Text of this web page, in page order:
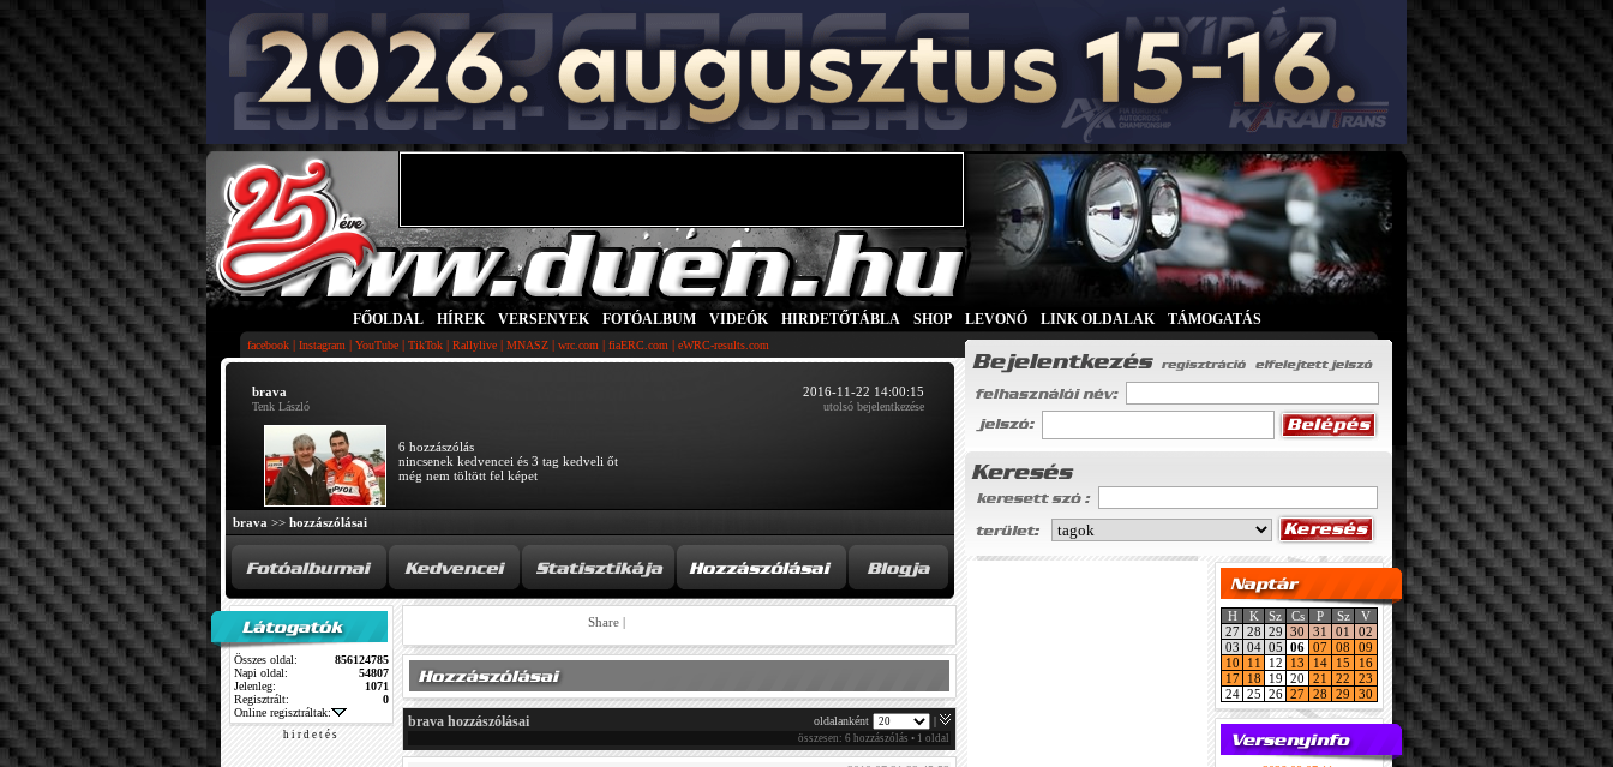
FŐOLDAL HÍREK VERSENYEK FOTÓALBUM VIDEÓK HIRDETŐTÁBLA SHOP LEVONÓ LINK OLDALAK TÁMOGATÁS
facebook | Instagram | YouTube | TikTok | Rallylive | MNASZ | wrc.com | fiaERC.com | eWRC-results.com
brava
Tenk László
2016-11-22 14:00:15
utolsó bejelentkezése
6 hozzászólás
nincsenek kedvencei és 3 tag kedveli őt
még nem töltött fel képet
brava >> hozzászólásai
Összes oldal:
856124785
Napi oldal:
54807
Jelenleg:
1071
Regisztrált:
0
Online regisztráltak:
h i r d e t é s
Share |
brava hozzászólásai oldalanként |
összesen: 6 hozzászólás • 1 oldal
H K Sz Cs P Sz
V
27 28 29 30 31 01
02
03 04 05 06 07 08
09
10
11 12 13 14 15
16
17
18 19 20 21 22
23
24 25 26 27 28 29 30